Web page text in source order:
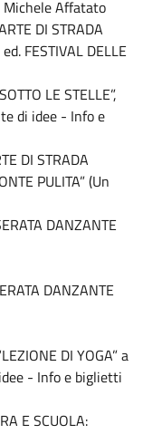
Michele Affatato
DI STRADA
FESTIVAL DELLE
LE STELLE”,
di idee - Info e
DI STRADA
PULITA” (Un
DANZANTE
DANZANTE
DI YOGA” a
- Info e biglietti
E SCUOLA: